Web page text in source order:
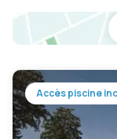
Accès piscine